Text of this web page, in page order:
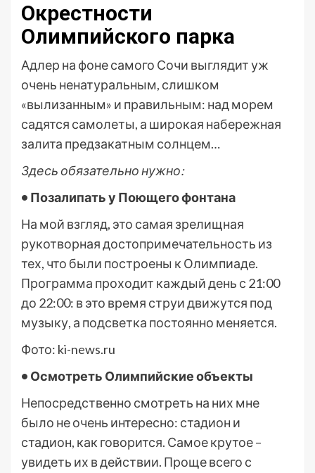
Окрестности
Олимпийского парка
Адлер на фоне самого Сочи выглядит уж
очень ненатуральным, слишком
«вылизанным» и правильным: над морем
садятся самолеты, а широкая набережная
залита предзакатным солнцем…
Здесь обязательно нужно:
• Позалипать у Поющего фонтана
На мой взгляд, это самая зрелищная
рукотворная достопримечательность из
тех, что были построены к Олимпиаде.
Программа проходит каждый день с 21:00
до 22:00: в это время струи движутся под
музыку, а подсветка постоянно меняется.
Фото: ki-news.ru
• Осмотреть Олимпийские объекты
Непосредственно смотреть на них мне
было не очень интересно: стадион и
стадион, как говорится. Самое крутое –
увидеть их в действии. Проще всего с